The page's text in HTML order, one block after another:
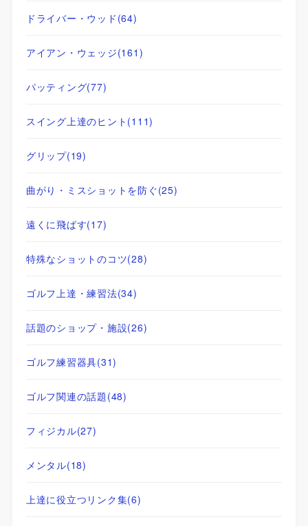
ドライバー・ウッド (64)
アイアン・ウェッジ(161)
パッティング(77)
スイング上達のヒント (111)
グリップ(19)
曲がり・ミスショットを防ぐ(25)
遠くに飛ばす(17)
特殊なショットのコツ(28)
ゴルフ上達・練習法(34)
話題のショップ・施設(26)
ゴルフ練習器具(31)
ゴルフ関連の話題(48)
フィジカル(27)
メンタル(18)
上達に役立つリンク集(6)